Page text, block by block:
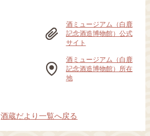
酒ミュージアム（白鹿
記念酒造博物館）公式
サイト
酒ミュージアム（白鹿
記念酒造博物館）所在
地
酒蔵だより一覧へ戻る